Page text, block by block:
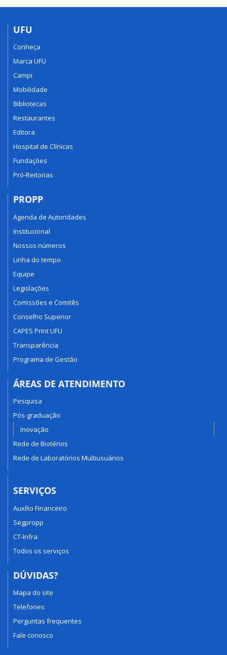
UFU
Conheça
Marca UFU
Campi
Mobilidade
Bibliotecas
Restaurantes
Editora
Hospital de Clínicas
Fundações
Pró-Reitorias
PROPP
Agenda de Autoridades
Institucional
Nossos números
Linha do tempo
Equipe
Legislações
Comissões e Comitês
Conselho Superior
CAPES PrInt UFU
Transparência
Programa de Gestão
ÁREAS DE ATENDIMENTO
Pesquisa
Pós-graduação
Inovação
Rede de Biotérios
Rede de Laboratórios Multiusuários
SERVIÇOS
Auxílio Financeiro
Segpropp
CT-Infra
Todos os serviços
DÚVIDAS?
Mapa do site
Telefones
Perguntas frequentes
Fale conosco